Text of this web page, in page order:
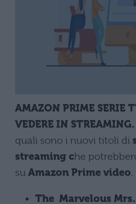
AMAZON PRIME SERIE
VEDERE IN STREAMING.
quali sono i nuovi titoli di
streaming che
su Amazon Prime video.
The Marvelous